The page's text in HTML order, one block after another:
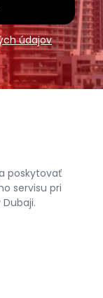
údajov
poskytovať
servisu pri